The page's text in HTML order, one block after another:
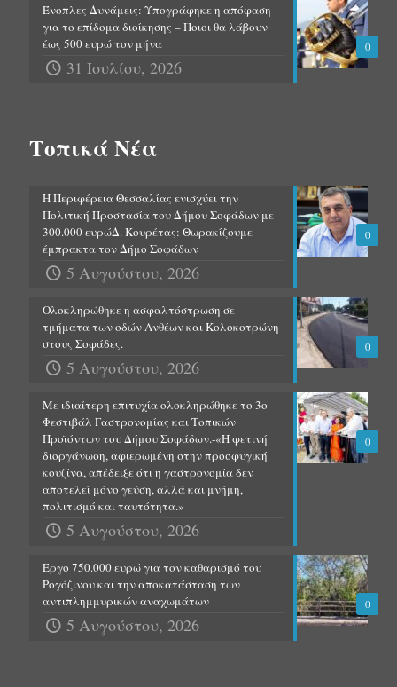
0
Ένοπλες Δυνάμεις: Υπογράφηκε η απόφαση
για το επίδομα διοίκησης – Ποιοι θα λάβουν
έως 500 ευρώ τον μήνα
31 Ιουλίου, 2026
Τοπικά Νέα
0
Η Περιφέρεια Θεσσαλίας ενισχύει την
Πολιτική Προστασία του Δήμου Σοφάδων με
300.000 ευρώΔ. Κουρέτας: Θωρακίζουμε
έμπρακτα τον Δήμο Σοφάδων
5 Αυγούστου, 2026
0
Ολοκληρώθηκε η ασφαλτόστρωση σε
τμήματα των οδών Ανθέων και Κολοκοτρώνη
στους Σοφάδες.
5 Αυγούστου, 2026
0
Με ιδιαίτερη επιτυχία ολοκληρώθηκε το 3ο
Φεστιβάλ Γαστρονομίας και Τοπικών
Προϊόντων του Δήμου Σοφάδων.-«Η φετινή
διοργάνωση, αφιερωμένη στην προσφυγική
κουζίνα, απέδειξε ότι η γαστρονομία δεν
αποτελεί μόνο γεύση, αλλά και μνήμη,
πολιτισμό και ταυτότητα.»
5 Αυγούστου, 2026
0
Έργο 750.000 ευρώ για τον καθαρισμό του
Ρογόζινου και την αποκατάσταση των
αντιπλημμυρικών αναχωμάτων
5 Αυγούστου, 2026